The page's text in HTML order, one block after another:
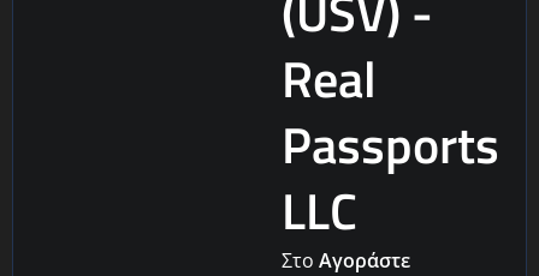
Real
Passports
LLC
Στο Αγοράστε